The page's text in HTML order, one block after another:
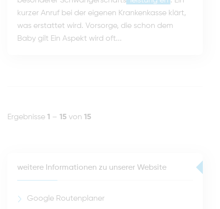
kurzer Anruf bei der eigenen Krankenkasse klärt,
was erstattet wird. Vorsorge, die schon dem
Baby gilt Ein Aspekt wird oft...
Ergebnisse 1 – 15 von 15
weitere Informationen zu unserer Website
Google Routenplaner